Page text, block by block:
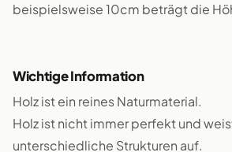
beispielsweise 10cm beträgt die
Wichtige Information
Holz ist ein reines Naturmaterial.
Holz ist nicht immer perfekt und
unterschiedliche Strukturen auf.